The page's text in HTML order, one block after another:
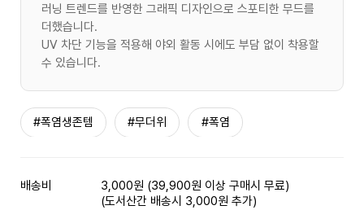
러닝 트렌드를 반영한 그래픽 디자인으로 스포티한 무드를
더했습니다.
UV 차단 기능을 적용해 야외 활동 시에도 부담 없이 착용할
수 있습니다.
#폭염생존템 #무더위 #폭염
배송비
3,000원 (39,900원 이상 구매시 무료)
(도서산간 배송시 3,000원 추가)